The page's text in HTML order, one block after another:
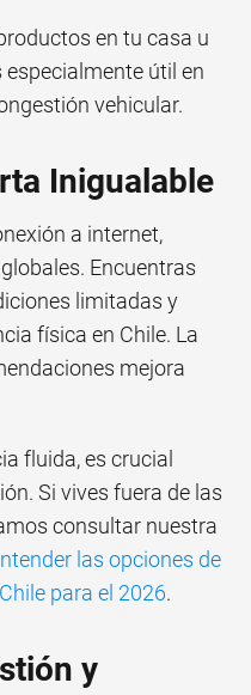
en tu casa u
útil en
vehicular.
Inigualable
a internet,
Encuentras
limitadas y
física en Chile. La
mejora
fluida, es crucial
Si vives fuera de las
consultar nuestra
las opciones de
para el 2026.
y